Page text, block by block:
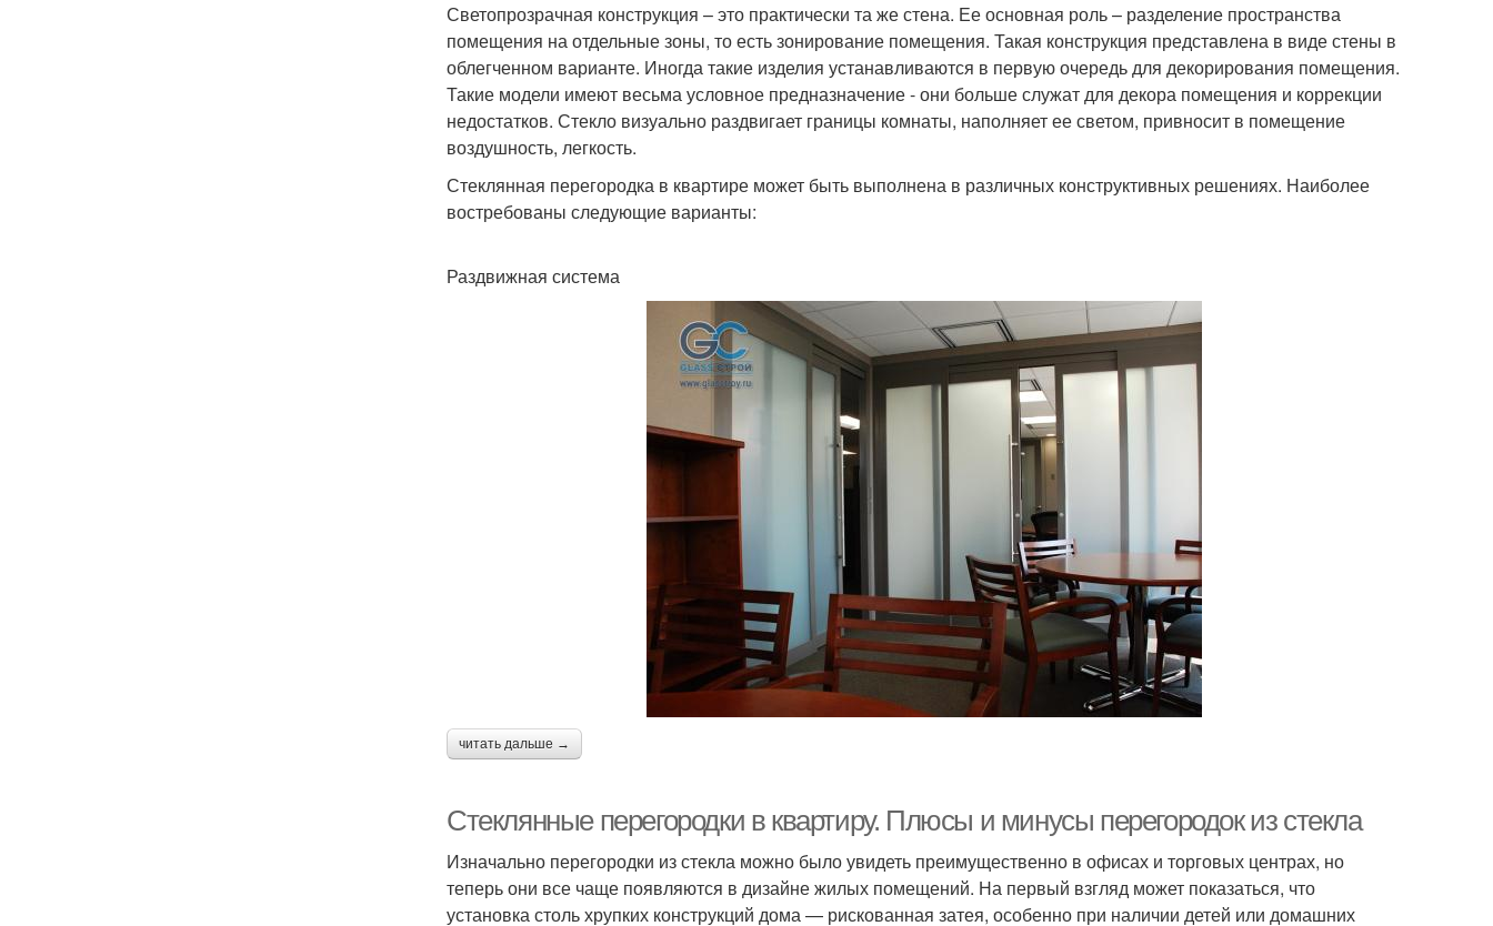
Светопрозрачная конструкция – это практически та же стена. Ее основная роль – разделение пространства
помещения на отдельные зоны, то есть зонирование помещения. Такая конструкция представлена в виде стены в
облегченном варианте. Иногда такие изделия устанавливаются в первую очередь для декорирования помещения.
Такие модели имеют весьма условное предназначение - они больше служат для декора помещения и коррекции
недостатков. Стекло визуально раздвигает границы комнаты, наполняет ее светом, привносит в помещение
воздушность, легкость.
Стеклянная перегородка в квартире может быть выполнена в различных конструктивных решениях. Наиболее
востребованы следующие варианты:
Раздвижная система
читать дальше →
Стеклянные перегородки в квартиру. Плюсы и минусы перегородок из стекла
Изначально перегородки из стекла можно было увидеть преимущественно в офисах и торговых центрах, но
теперь они все чаще появляются в дизайне жилых помещений. На первый взгляд может показаться, что
установка столь хрупких конструкций дома — рискованная затея, особенно при наличии детей или домашних